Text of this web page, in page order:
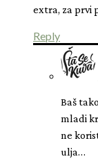
extra, za prvi
Reply
Baš
mladi
ne
ulja…